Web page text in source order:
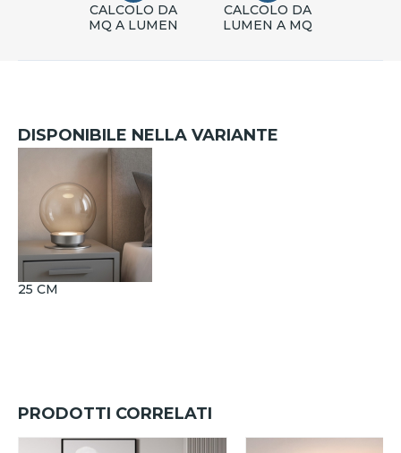
CALCOLO DA
MQ A LUMEN
CALCOLO DA
LUMEN A MQ
DISPONIBILE NELLA VARIANTE
25 CM
PRODOTTI CORRELATI